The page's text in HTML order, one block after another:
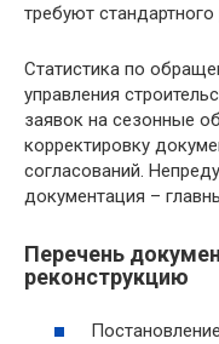
требуют стандартного
Статистика по
управления
заявок на сезонные
корректировку
согласований.
документация –
Перечень
реконструкцию